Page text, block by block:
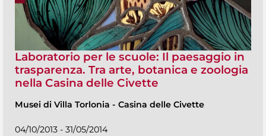
Laboratorio per le scuole: Il paesaggio in
trasparenza. Tra arte, botanica e zoologia
nella Casina delle Civette
Musei di Villa Torlonia - Casina delle Civette
04/10/2013 - 31/05/2014